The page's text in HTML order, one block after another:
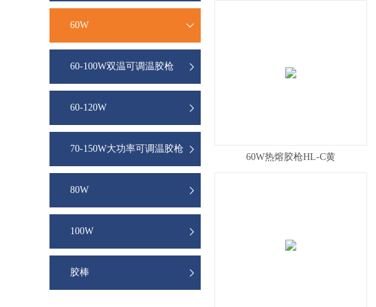
60W
60-100W双温可调温胶枪
60-120W
70-150W大功率可调温胶枪
80W
100W
胶棒
60W热熔胶枪HL-C黄